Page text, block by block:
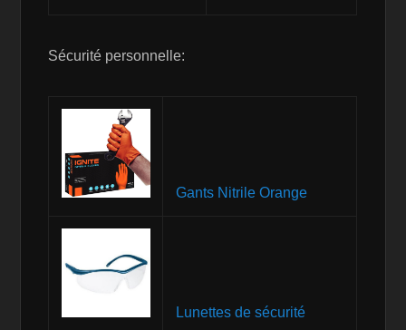
Sécurité personnelle:
Gants Nitrile Orange
Lunettes de sécurité